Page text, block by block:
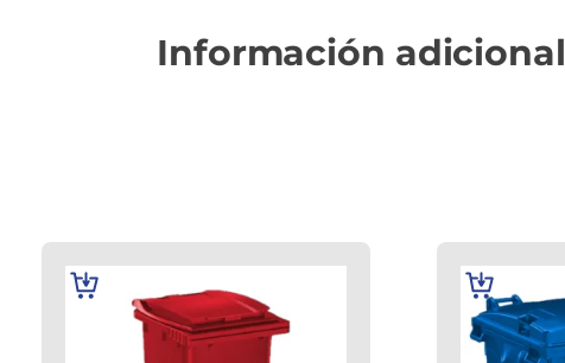
Información adicional
AÑADIR
AL
CARRITO
AÑADIR
AL
CARRITO